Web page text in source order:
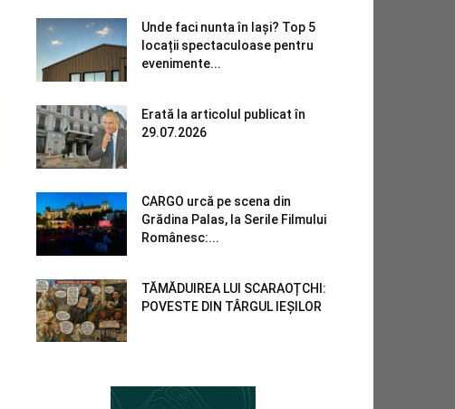
Unde faci nunta în Iași? Top 5
locații spectaculoase pentru
evenimente...
Erată la articolul publicat în
29.07.2026
CARGO urcă pe scena din
Grădina Palas, la Serile Filmului
Românesc:...
TĂMĂDUIREA LUI SCARAOȚCHI:
POVESTE DIN TÂRGUL IEȘILOR